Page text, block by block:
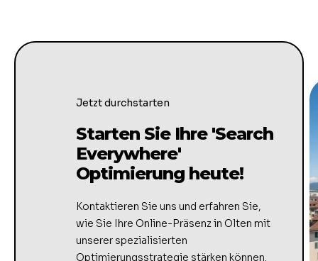
Jetzt durchstarten
Starten Sie Ihre 'Search
Everywhere'
Optimierung heute!
Kontaktieren Sie uns und erfahren Sie,
wie Sie Ihre Online-Präsenz in Olten mit
unserer spezialisierten
Optimierungsstrategie stärken können.